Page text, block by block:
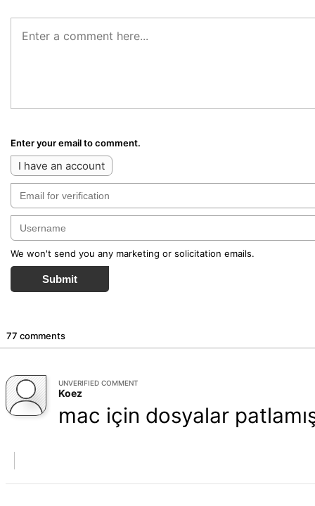
Enter your email to comment.
I have an account
We won't send you any marketing or solicitation emails.
Submit
77 comments
UNVERIFIED COMMENT
Koez
mac için dosyalar